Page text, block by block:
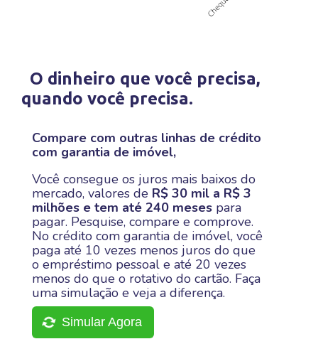
O dinheiro que você precisa,
quando você precisa.
Compare com outras linhas de crédito
com garantia de imóvel,
Você consegue os juros mais baixos do
mercado, valores de R$ 30 mil a R$ 3
milhões e tem até 240 meses para
pagar. Pesquise, compare e comprove.
No crédito com garantia de imóvel, você
paga até 10 vezes menos juros do que
o empréstimo pessoal e até 20 vezes
menos do que o rotativo do cartão. Faça
uma simulação e veja a diferença.
Simular Agora